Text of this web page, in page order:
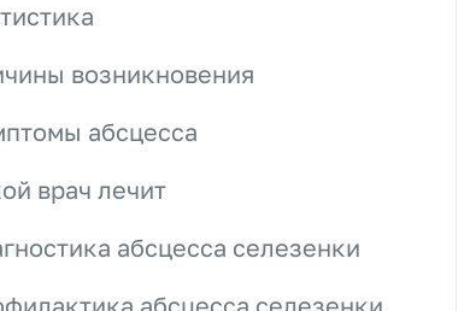
возникновения
абсцесса
врач лечит
абсцесса селезенки
абсцесса селезенки